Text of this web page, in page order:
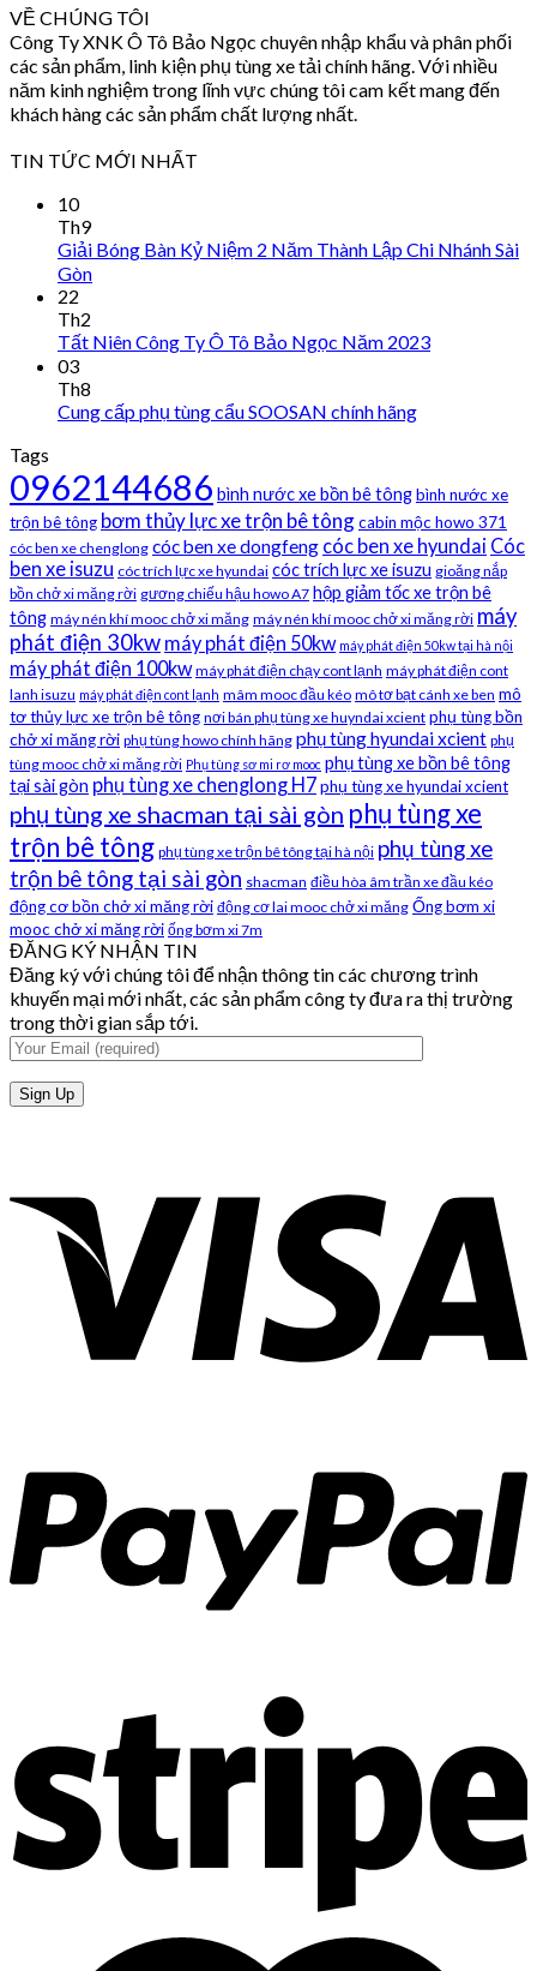
VỀ CHÚNG TÔI
Công Ty XNK Ô Tô Bảo Ngọc chuyên nhập khẩu và phân phối
các sản phẩm, linh kiện phụ tùng xe tải chính hãng. Với nhiều
năm kinh nghiệm trong lĩnh vực chúng tôi cam kết mang đến
khách hàng các sản phẩm chất lượng nhất.
TIN TỨC MỚI NHẤT
10
Th9
Giải Bóng Bàn Kỷ Niệm 2 Năm Thành Lập Chi Nhánh Sài
Gòn
22
Th2
Tất Niên Công Ty Ô Tô Bảo Ngọc Năm 2023
03
Th8
Cung cấp phụ tùng cẩu SOOSAN chính hãng
Tags
0962144686 bình nước xe bồn bê tôngbình nước xe
trộn bê tông bơm thủy lực xe trộn bê tôngcabin mộc howo 371
cóc ben xe chenglong cóc ben xe dongfeng cóc ben xe hyundai Cóc
ben xe isuzu cóc trích lực xe hyundai cóc trích lực xe isuzu gioăng nắp
bồn chở xi măng rời gương chiếu hậu howo A7 hộp giảm tốc xe trộn bê
tông máy nén khí mooc chở xi măng máy nén khí mooc chở xi măng rời máy
phát điện 30kw máy phát điện 50kw máy phát điện 50kw tại hà nội
máy phát điện 100kw máy phát điện chạy cont lạnh máy phát điện cont
lanh isuzu máy phát điện cont lạnh mâm mooc đầu kéo mô tơ bạt cánh xe ben mô
tơ thủy lực xe trộn bê tông nơi bán phụ tùng xe huyndai xcient phụ tùng bồn
chở xi măng rời phụ tùng howo chính hãng phụ tùng hyundai xcient phụ
tùng mooc chở xi măng rời Phụ tùng sơ mi rơ mooc phụ tùng xe bồn bê tông
tại sài gòn phụ tùng xe chenglong H7phụ tùng xe hyundai xcient
phụ tùng xe shacman tại sài gòn phụ tùng xe
trộn bê tông phụ tùng xe trộn bê tông tại hà nội phụ tùng xe
trộn bê tông tại sài gòn shacman điều hòa âm trần xe đầu kéo
động cơ bồn chở xi măng rời động cơ lai mooc chở xi măng Ống bơm xi
mooc chở xi măng rời ống bơm xi 7m
ĐĂNG KÝ NHẬN TIN
Đăng ký với chúng tôi để nhận thông tin các chương trình
khuyến mại mới nhất, các sản phẩm công ty đưa ra thị trường
trong thời gian sắp tới.